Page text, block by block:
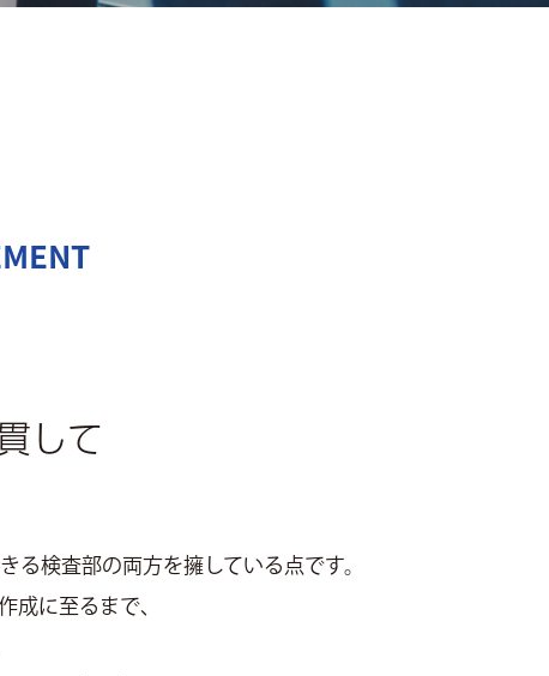
して
る検査部の両方を擁している点です。
成に至るまで、